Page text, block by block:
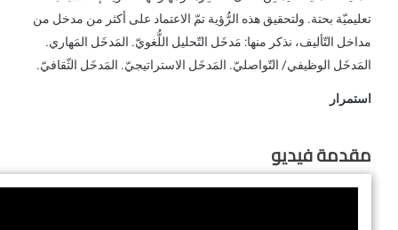
تعليميّة بحتة. ولتحقيق هذه الرُّؤية تمّ الاعتماد على أكثر من مدخل من
مداخل التّأليف، نذكر منها: مَدخَل التّحليل اللُّغويّ. المَدخَل المَهاري.
المَدخَل الوظيفي/ التّواصليّ. المَدخَل الاستراتيجيّ. المَدخَل الثّقافيّ.
استمرار
مقدمة فيديو